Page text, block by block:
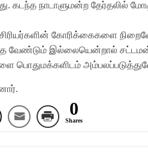
கடந்த நாடாளுமன்ற தேர்தலில் மோடி
கோரிக்கைகளை
வேண்டும் இல்லையென்றால்
பொதுமக்களிடம்
0
Shares